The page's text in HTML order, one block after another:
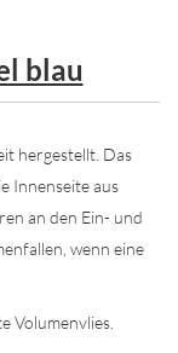
blau
hergestellt. Das
Innenseite aus
an den Ein- und
wenn eine
Volumenvlies.